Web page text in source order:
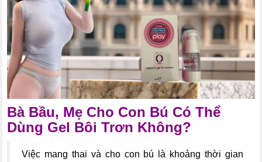
Bà Bầu, Mẹ Cho Con Bú Có Thể
Dùng Gel Bôi Trơn Không?
Việc mang thai và cho con bú là khoảng thời gian